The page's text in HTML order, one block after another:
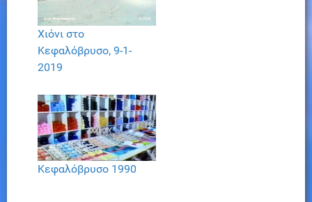
Χιόνι στο
Κεφαλόβρυσο, 9-1-
2019
Κεφαλόβρυσο 1990